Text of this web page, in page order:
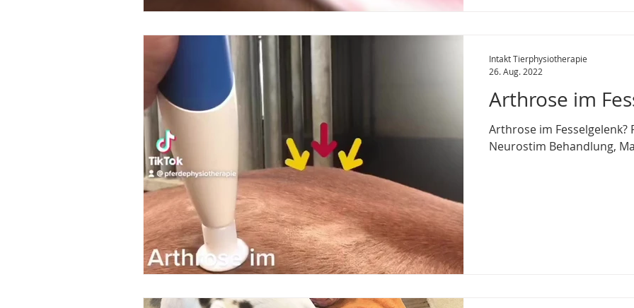
Arthrose im
Arthrose im Fesselgelenk? Pferdephysiotherapie,
Neurostim Behandlung,
Intakt Tierphysiotherapie
26. Aug. 2022